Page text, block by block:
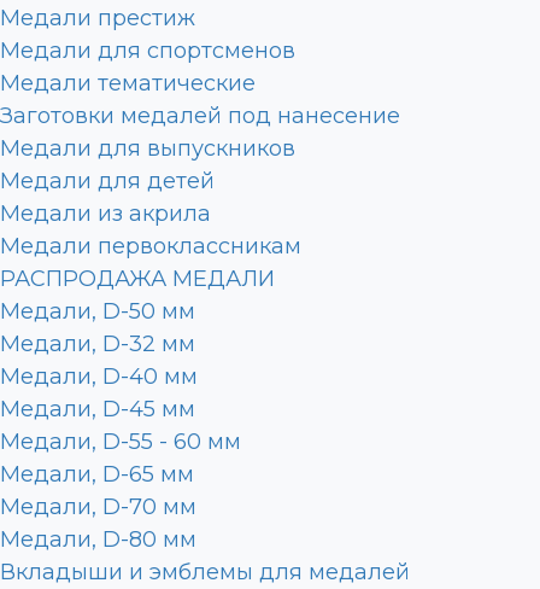
Медали престиж
Медали для спортсменов
Медали тематические
Заготовки медалей под нанесение
Медали для выпускников
Медали для детей
Медали из акрила
Медали первоклассникам
РАСПРОДАЖА МЕДАЛИ
Медали, D-50 мм
Медали, D-32 мм
Медали, D-40 мм
Медали, D-45 мм
Медали, D-55 - 60 мм
Медали, D-65 мм
Медали, D-70 мм
Медали, D-80 мм
Вкладыши и эмблемы для медалей